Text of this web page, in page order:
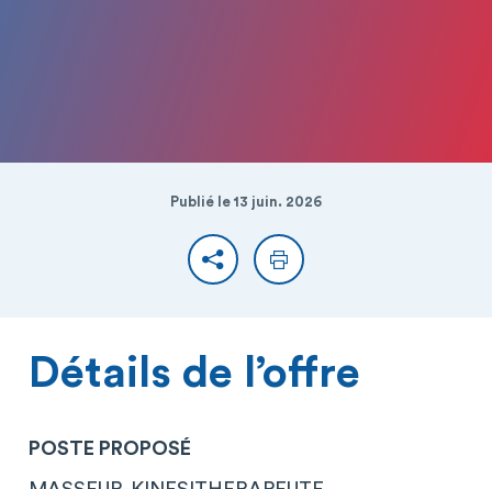
Publié le 13 juin. 2026
PartagerImprimer
Détails de l’offre
POSTE PROPOSÉ